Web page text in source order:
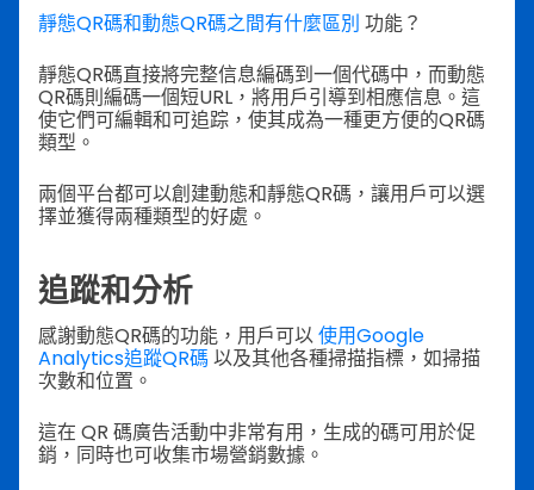
靜態QR碼和動態QR碼之間有什麼區別 功能？
靜態QR碼直接將完整信息編碼到一個代碼中，而動態
QR碼則編碼一個短URL，將用戶引導到相應信息。這
使它們可編輯和可追踪，使其成為一種更方便的QR碼
類型。
兩個平台都可以創建動態和靜態QR碼，讓用戶可以選
擇並獲得兩種類型的好處。
追蹤和分析
感謝動態QR碼的功能，用戶可以使用Google
Analytics追蹤QR碼 以及其他各種掃描指標，如掃描
次數和位置。
這在 QR 碼廣告活動中非常有用，生成的碼可用於促
銷，同時也可收集市場營銷數據。